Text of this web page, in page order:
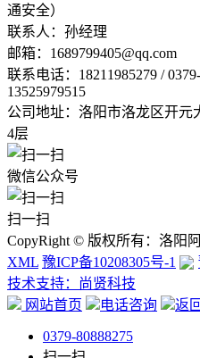
通安全）
联系人：孙经理
邮箱： 1689799405@qq.com
联系电话： 18211985279 /
13525979515
公司地址：洛阳市洛龙区开元
4层
微信公众号
扫一扫
CopyRight © 版权所有：洛阳
XML 豫ICP备10208305号-1
技术支持：尚贤科技
网站首页
电话咨询 返
0379-80888275